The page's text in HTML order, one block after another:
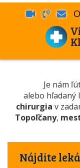
Je nám
alebo hľadaný
chirurgia v
Topoľčany,
Nájdite